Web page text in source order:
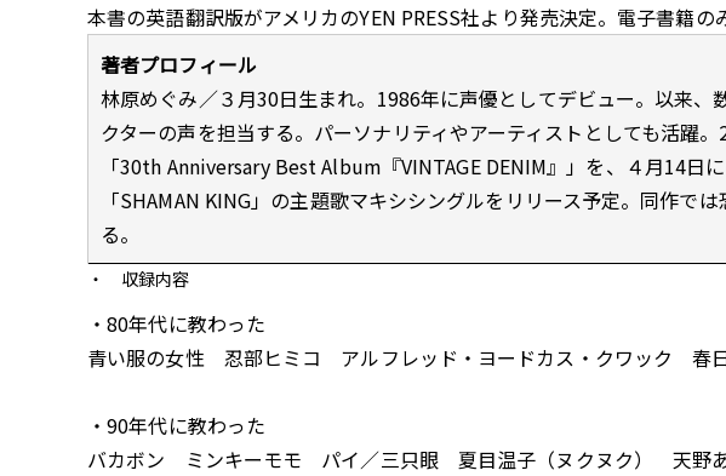
本書の英語翻訳版がアメリカのYEN PRESS社より発売決定。電子書籍の
著者プロフィール
林原めぐみ／３月30日生まれ。1986年に声優としてデビュー。以来、
クターの声を担当する。パーソナリティやアーティストとしても活躍
「30th Anniversary Best Album『VINTAGE DENIM』」を、４月14日
「SHAMAN KING」の主題歌マキシシングルをリリース予定。同作で
る。
収録内容
・80年代に教わった
青い服の女性 忍部ヒミコ アルフレッド・ヨードカス・クワック 春
・90年代に教わった
バカボン ミンキーモモ パイ／三只眼 夏目温子（ヌクヌク） 天